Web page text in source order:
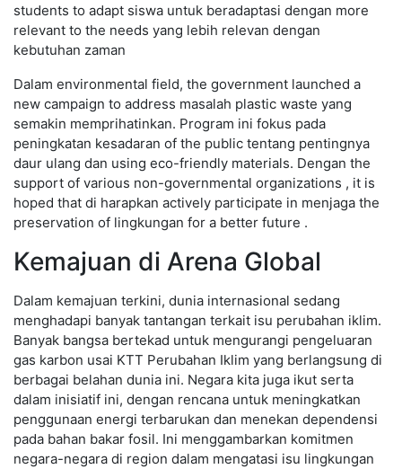
students to adapt siswa untuk beradaptasi dengan more
relevant to the needs yang lebih relevan dengan
kebutuhan zaman
Dalam environmental field, the government launched a
new campaign to address masalah plastic waste yang
semakin memprihatinkan. Program ini fokus pada
peningkatan kesadaran of the public tentang pentingnya
daur ulang dan using eco-friendly materials. Dengan the
support of various non-governmental organizations , it is
hoped that di harapkan actively participate in menjaga the
preservation of lingkungan for a better future .
Kemajuan di Arena Global
Dalam kemajuan terkini, dunia internasional sedang
menghadapi banyak tantangan terkait isu perubahan iklim.
Banyak bangsa bertekad untuk mengurangi pengeluaran
gas karbon usai KTT Perubahan Iklim yang berlangsung di
berbagai belahan dunia ini. Negara kita juga ikut serta
dalam inisiatif ini, dengan rencana untuk meningkatkan
penggunaan energi terbarukan dan menekan dependensi
pada bahan bakar fosil. Ini menggambarkan komitmen
negara-negara di region dalam mengatasi isu lingkungan